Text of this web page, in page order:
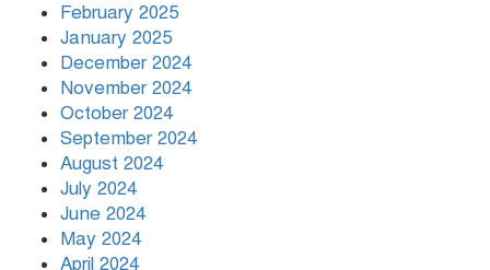
February 2025
January 2025
December 2024
November 2024
October 2024
September 2024
August 2024
July 2024
June 2024
May 2024
April 2024